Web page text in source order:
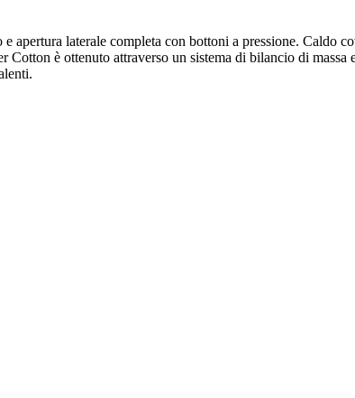
apertura laterale completa con bottoni a pressione. Caldo
è ottenuto attraverso un sistema di bilancio di massa